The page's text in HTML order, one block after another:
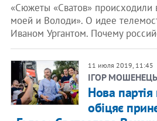
«Сюжеты «Сватов»
моей и Володи». О идее
Иваном Ургантом. Почему
11 июля 2019, 11:45
ІГОР МОШЕНЕЦЬ
Нова
обіцяє